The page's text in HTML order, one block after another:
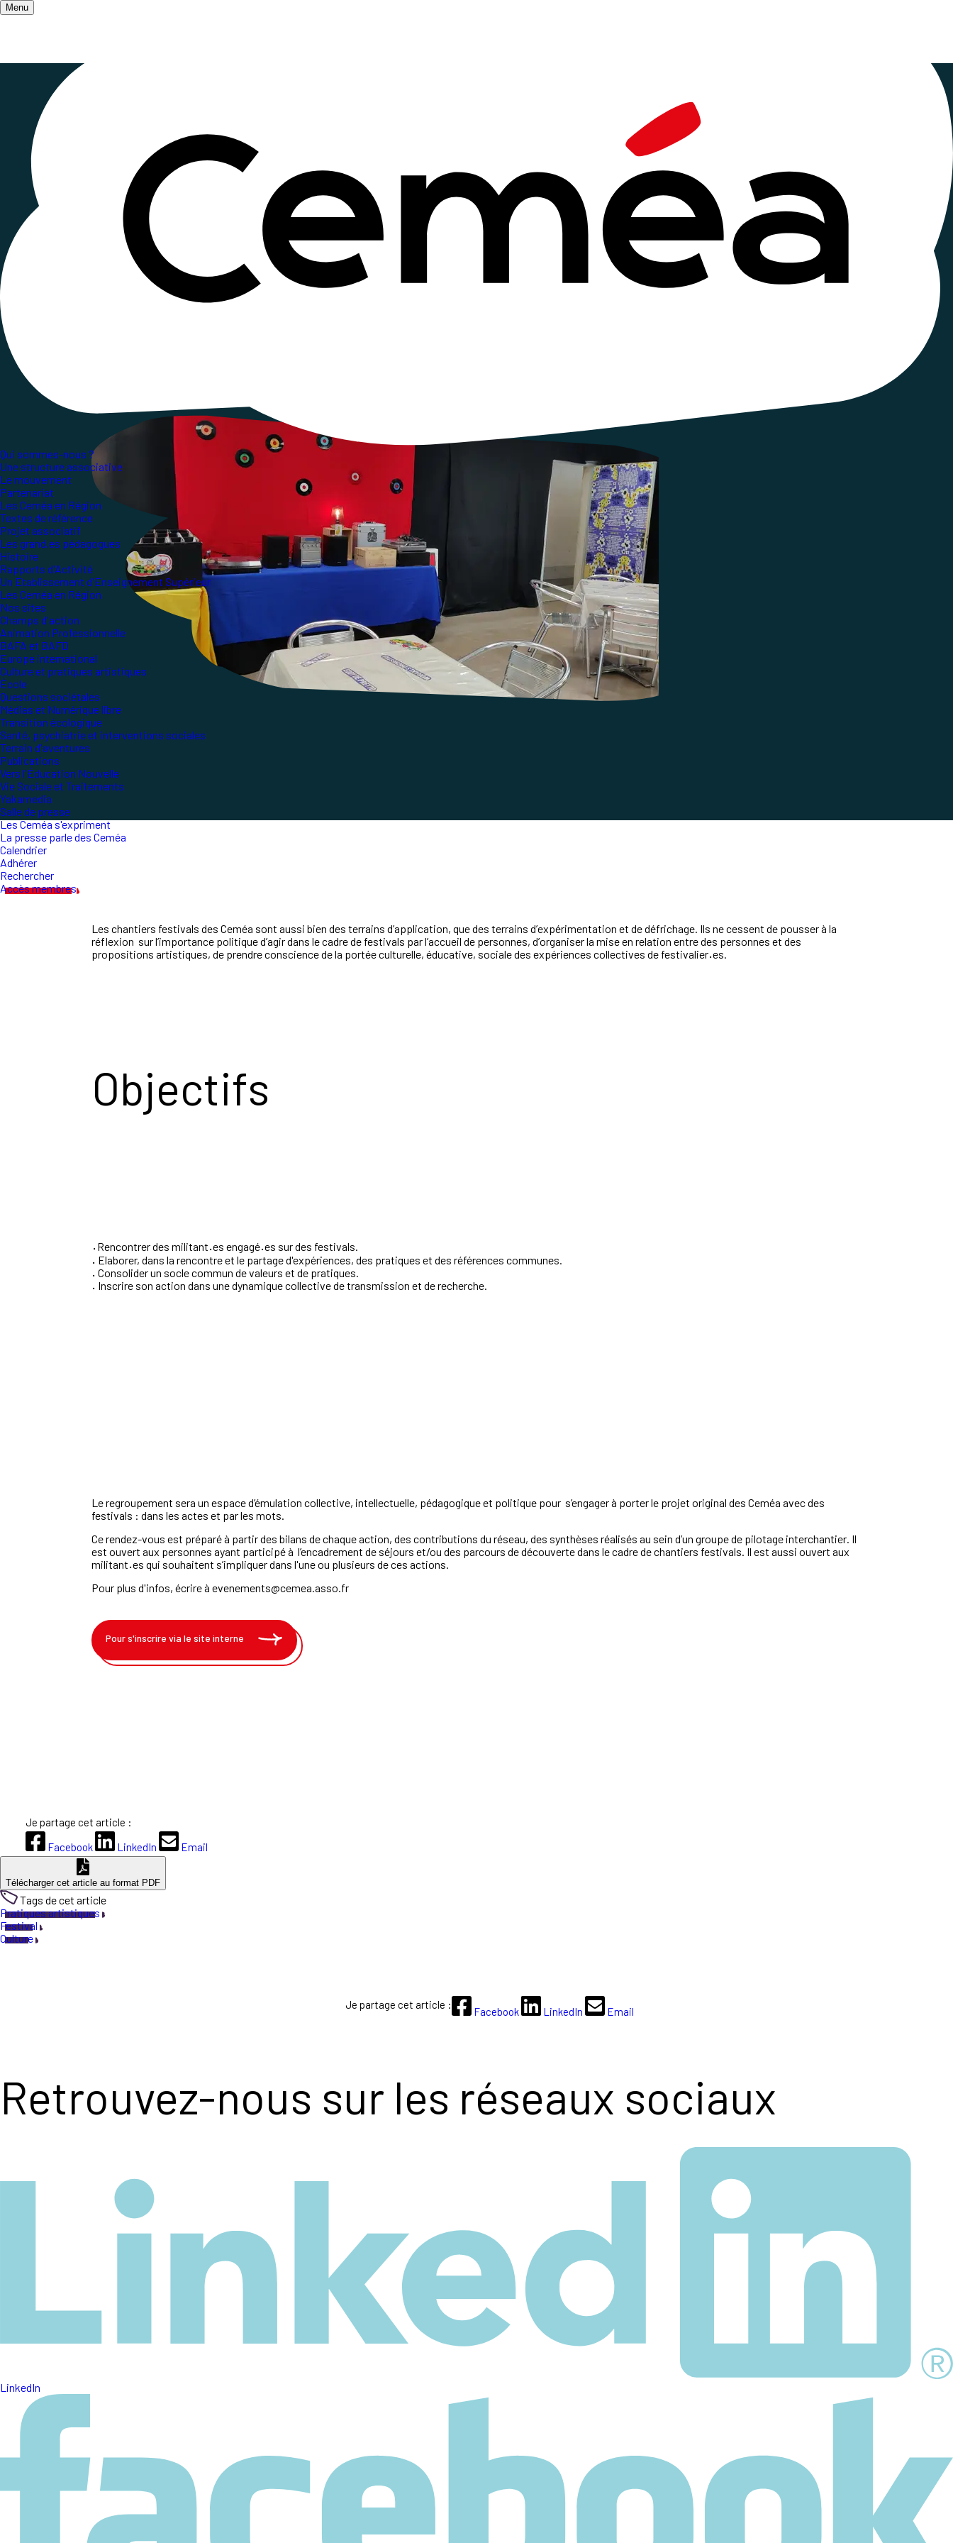
Menu
Qui sommes-nous ?
Une structure associative
Le mouvement
Partenariat
Les Ceméa en Région
Textes de référence
Projet associatif
Les grand.es pédagogues
Histoire
Rapports d'Activité
Un Etablissement d'Enseignement Supérieur
Les Ceméa en Région
Nos sites
Champs d'action
Animation Professionnelle
BAFA et BAFD
Europe international
Culture et pratiques artistiques
École
Questions sociétales
Médias et Numérique libre
Transition écologique
Santé, psychiatrie et interventions sociales
Terrain d'aventures
Publications
Vers l'Éducation Nouvelle
Vie Sociale et Traitements
Yakamedia
Salle de presse
Les Ceméa s'expriment
La presse parle des Ceméa
Calendrier
Adhérer
Rechercher
Accès membres
Rdv militant⋅Es des interchantiers festivals
Regroupement nationalinterchantiers
festivals
2 décembre 2024 , mis à jour le
27 octobre 2025 à 14h25
Lecture ~1 minute
Les chantiers festivals des Ceméa sont aussi bien des terrains d’application, quedes terrains d’expérimentation et dedéfrichage Ils necessent de pousserà la
réflexion surl’importance politiqued’agirdans lecadrede festivals parl’accueil de personnes, d’organiserla miseen relation entredes personnes et des
propositions artistiques, de prendreconsciencedela portéeculturelle, éducative, socialedes expériences collectives de festivalier·es
Objectifs
· Rencontrer des militant·es engagé·es sur des festivals.
· Elaborer, dans la rencontre et le partage d'expériences, des pratiques et des références communes.
· Consolider un socle commun de valeurs et de pratiques.
· Inscrire son action dans une dynamique collective de transmission et de recherche.
Leregroupement sera un espaced’émulation collective, intellectuelle, pédagogiqueet politique pour s’engagerà porterle projet original des Ceméa avecdes
festivals : dans les actes et parles mots
Cerendez-vous est préparéà partirdes bilans dechaqueaction, des contributions du réseau, des synthèses réalisés au sein d’un groupede pilotage interchantier Il
est ouvert aux personnes ayant participéà l’encadrement de séjours et/ou des parcours dedécouvertedans lecadredechantiers festivals Il est aussi ouvert aux
militant·es qui souhaitent s’impliquerdans l'uneou plusieurs deces actions
Pour plus d'infos, écrire à evenements@cemea.asso.fr
Pour s'inscrire via le site interne
Je partage cet article :
Facebook
LinkedIn Email
Télécharger cet article au format PDF
Tags de cet article
Pratiques artistiques
Festival
Culture
Je partage cet article :
Facebook LinkedIn Email
Retrouvez-nous sur les réseaux sociaux
LinkedIn